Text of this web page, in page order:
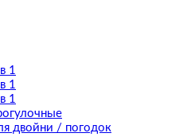
1
1
1
двойни / погодок